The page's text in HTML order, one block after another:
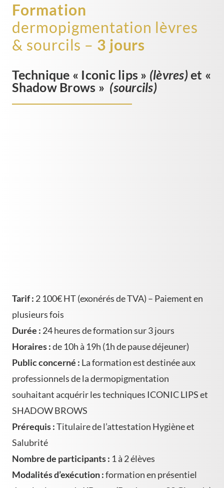
Formation
dermopigmentation lèvres
& sourcils – 3 jours
Technique « Iconic lips » (lèvres)et «
Shadow Brows » (sourcils)
Tarif : 2 100€ HT (exonérés de TVA) – Paiement en
plusieurs fois
Durée : 24 heures de formation sur 3 jours
Horaires :de 10h à 19h (1h de pause déjeuner)
Public concerné : La formation est destinée aux
professionnels de la dermopigmentation
souhaitant acquérir les techniques ICONIC LIPS et
SHADOW BROWS
Prérequis :Titulaire de l’attestation Hygiène et
Salubrité
Nombre de participants : 1 à 2 élèves
Modalités d’exécution :formation en présentiel